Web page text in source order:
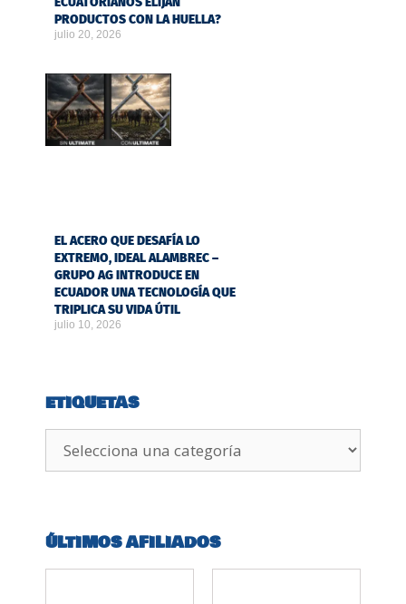
PRODUCTOS CON LA HUELLA?
julio 20, 2026
EL ACERO QUE DESAFÍA LO
EXTREMO, IDEAL ALAMBREC –
GRUPO AG INTRODUCE EN
ECUADOR UNA TECNOLOGÍA QUE
TRIPLICA SU VIDA ÚTIL
julio 10, 2026
ETIQUETAS
ÚLTIMOS AFILIADOS